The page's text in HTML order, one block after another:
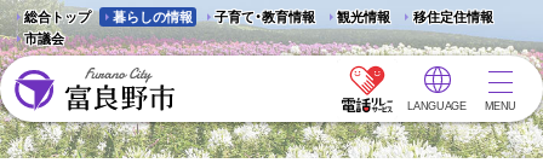
総合トップ 暮らしの情報 子育て・教育情報 観光情報
移住定住情報
市議会
富良野市 - Frano City
LANGUAGE MENU